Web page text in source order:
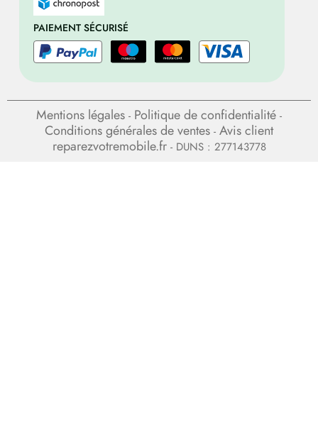
PAIEMENT SÉCURISÉ
Mentions légales - Politique de confidentialité -
Conditions générales de ventes - Avis client
reparezvotremobile.fr- DUNS : 277143778